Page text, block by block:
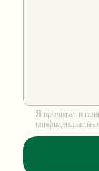
Я прочитал и